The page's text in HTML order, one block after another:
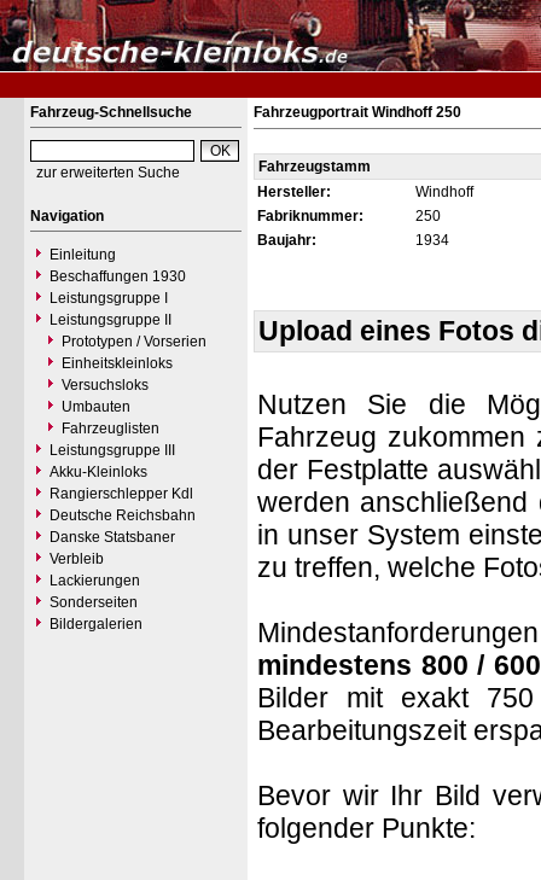
Fahrzeug-Schnellsuche
zur erweiterten Suche
Navigation
Einleitung
Beschaffungen 1930
Leistungsgruppe I
Leistungsgruppe II
Prototypen / Vorserien
Einheitskleinloks
Versuchsloks
Umbauten
Fahrzeuglisten
Leistungsgruppe III
Akku-Kleinloks
Rangierschlepper Kdl
Deutsche Reichsbahn
Danske Statsbaner
Verbleib
Lackierungen
Sonderseiten
Bildergalerien
Fahrzeugportrait Windhoff 250
Fahrzeugstamm
Hersteller:
Windhoff
Fabriknummer:
250
Baujahr:
1934
Upload eines Fotos
Nutzen Sie die
Fahrzeug
der Festplatte
werden anschließend
in unser System
zu treffen, welche
mindestens 800 /
Bilder mit exakt
Bearbeitungszeit
Bevor wir Ihr Bild
folgender Punkte: